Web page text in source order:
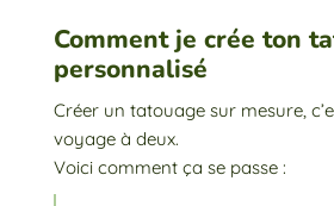
Comment je crée ton
personnalisé
Créer un tatouage sur mesure,
voyage à deux.
Voici comment ça se passe :